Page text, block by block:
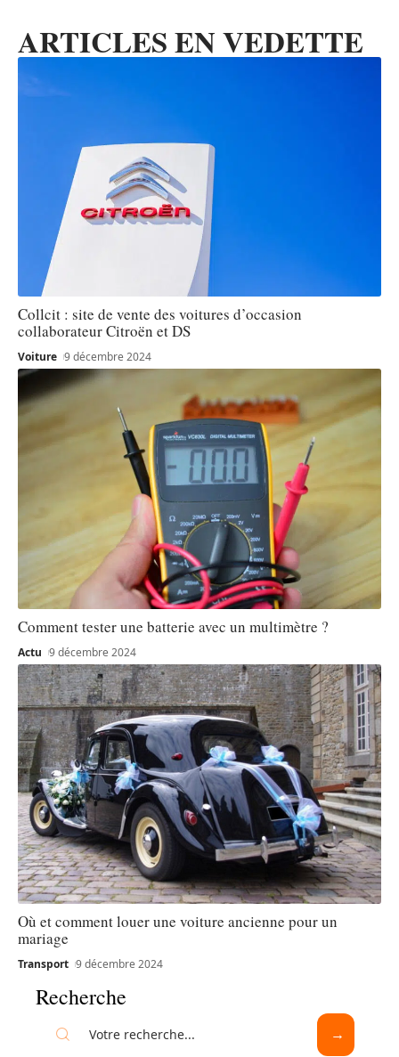
ARTICLES EN VEDETTE
Collcit : site de vente des voitures d’occasion
collaborateur Citroën et DS
Voiture 9 décembre 2024
Comment tester une batterie avec un multimètre ?
Actu 9 décembre 2024
Où et comment louer une voiture ancienne pour un
mariage
Transport 9 décembre 2024
Recherche